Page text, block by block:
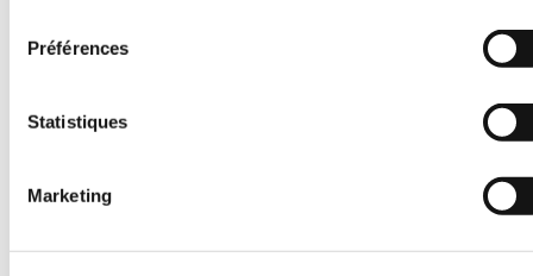
Préférences
Statistiques
Marketing
SS
une
exceptionnelle
tuyau